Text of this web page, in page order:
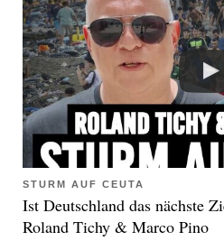
STURM AUF CEUTA
Ist Deutschland das nächste
Roland Tichy & Marco Pino